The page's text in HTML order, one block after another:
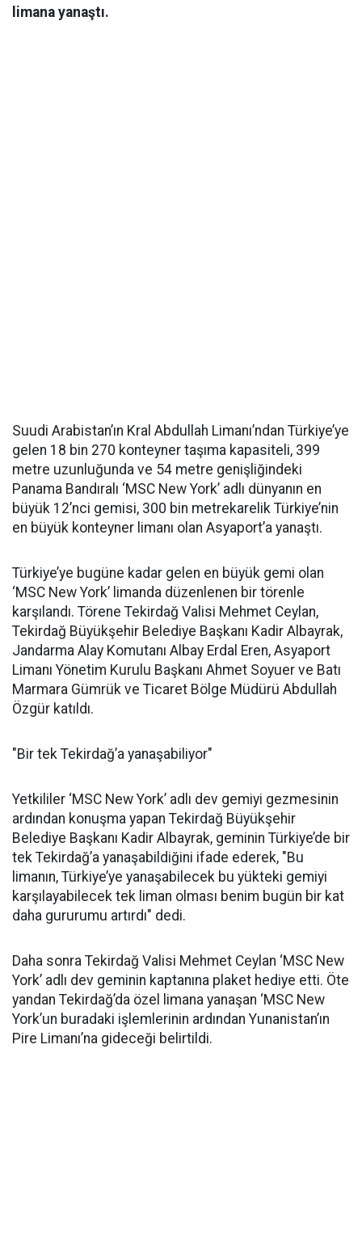
limana yanaştı.
Suudi Arabistan’ın Kral Abdullah Limanı’ndan Türkiye’ye
gelen 18 bin 270 konteyner taşıma kapasiteli, 399
metre uzunluğunda ve 54 metre genişliğindeki
Panama Bandıralı ‘MSC New York’ adlı dünyanın en
büyük 12’nci gemisi, 300 bin metrekarelik Türkiye’nin
en büyük konteyner limanı olan Asyaport’a yanaştı.
Türkiye’ye bugüne kadar gelen en büyük gemi olan
‘MSC New York’ limanda düzenlenen bir törenle
karşılandı. Törene Tekirdağ Valisi Mehmet Ceylan,
Tekirdağ Büyükşehir Belediye Başkanı Kadir Albayrak,
Jandarma Alay Komutanı Albay Erdal Eren, Asyaport
Limanı Yönetim Kurulu Başkanı Ahmet Soyuer ve Batı
Marmara Gümrük ve Ticaret Bölge Müdürü Abdullah
Özgür katıldı.
"Bir tek Tekirdağ’a yanaşabiliyor"
Yetkililer ‘MSC New York’ adlı dev gemiyi gezmesinin
ardından konuşma yapan Tekirdağ Büyükşehir
Belediye Başkanı Kadir Albayrak, geminin Türkiye’de bir
tek Tekirdağ’a yanaşabildiğini ifade ederek, "Bu
limanın, Türkiye’ye yanaşabilecek bu yükteki gemiyi
karşılayabilecek tek liman olması benim bugün bir kat
daha gururumu artırdı" dedi.
Daha sonra Tekirdağ Valisi Mehmet Ceylan ‘MSC New
York’ adlı dev geminin kaptanına plaket hediye etti. Öte
yandan Tekirdağ’da özel limana yanaşan ‘MSC New
York’un buradaki işlemlerinin ardından Yunanistan’ın
Pire Limanı’na gideceği belirtildi.